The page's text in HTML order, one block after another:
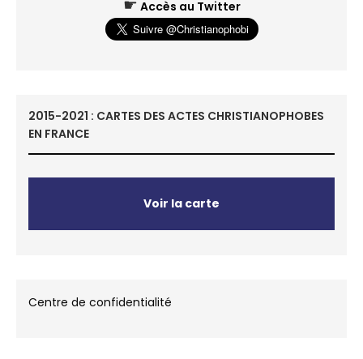
☛ Accès au Twitter
2015-2021 : CARTES DES ACTES CHRISTIANOPHOBES
EN FRANCE
Voir la carte
Centre de confidentialité